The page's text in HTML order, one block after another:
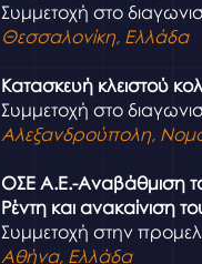
Συμμετοχή στο
Θεσσαλονίκη, Ελλάδα
Κατασκευή κλειστού
Συμμετοχή στο
Αλεξανδρούπολη,
ΟΣΕ Α.Ε.-Αναβάθμιση
Ρέντη και ανακαίνιση
Συμμετοχή στην
Αθήνα, Ελλάδα